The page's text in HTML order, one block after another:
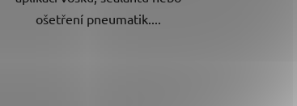
ošetření pneumatik....